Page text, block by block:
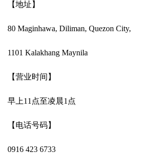
【地址】
80 Maginhawa, Diliman, Quezon City,
1101 Kalakhang Maynila
【营业时间】
早上11点至凌晨1点
【电话号码】
0916 423 6733